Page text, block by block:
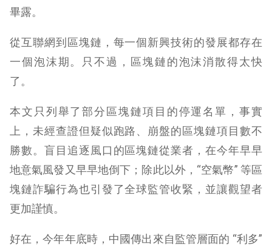
畢露。
從互聯網到區塊鏈，每一個新興技術的發展都存在
一個泡沫期。只不過，區塊鏈的泡沫消散得太快
了。
本文只列舉了部分區塊鏈項目的停運名單，事實
上，未經查證但疑似跑路、崩盤的區塊鏈項目數不
勝數。盲目追逐風口的區塊鏈從業者，在今年早早
地意氣風發又早早地倒下；除此以外，“空氣幣” 等區
塊鏈詐騙行為也引發了全球監管收緊，並讓觀望者
更加謹慎。
好在，今年年底時，中國傳出來自監管層面的 “利多”